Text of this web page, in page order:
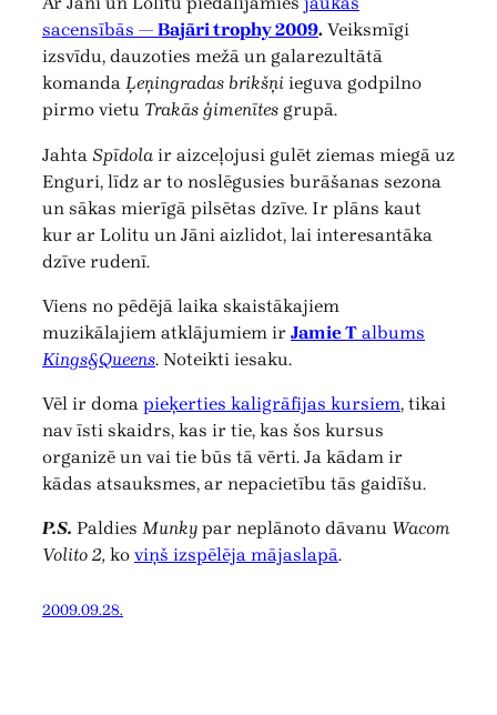
sacensībās — Bajāri trophy 2009. Veiksmīgi
izsvīdu, dauzoties mežā un galarezultātā
komanda Ļeņingradas brikšņi ieguva godpilno
pirmo vietu Trakās ģimenītes grupā.
Jahta Spīdola ir aizceļojusi gulēt ziemas miegā uz
Enguri, līdz ar to noslēgusies burāšanas sezona
un sākas mierīgā pilsētas dzīve. Ir plāns kaut
kur ar Lolitu un Jāni aizlidot, lai interesantāka
dzīve rudenī.
Viens no pēdējā laika skaistākajiem
muzikālajiem atklājumiem ir Jamie T albums
Kings&Queens. Noteikti iesaku.
Vēl ir doma pieķerties kaligrāfijas kursiem, tikai
nav īsti skaidrs, kas ir tie, kas šos kursus
organizē un vai tie būs tā vērti. Ja kādam ir
kādas atsauksmes, ar nepacietību tās gaidīšu.
P.S. Paldies Munky par neplānoto dāvanu Wacom
Volito 2, ko viņš izspēlēja mājaslapā.
2009.09.28.